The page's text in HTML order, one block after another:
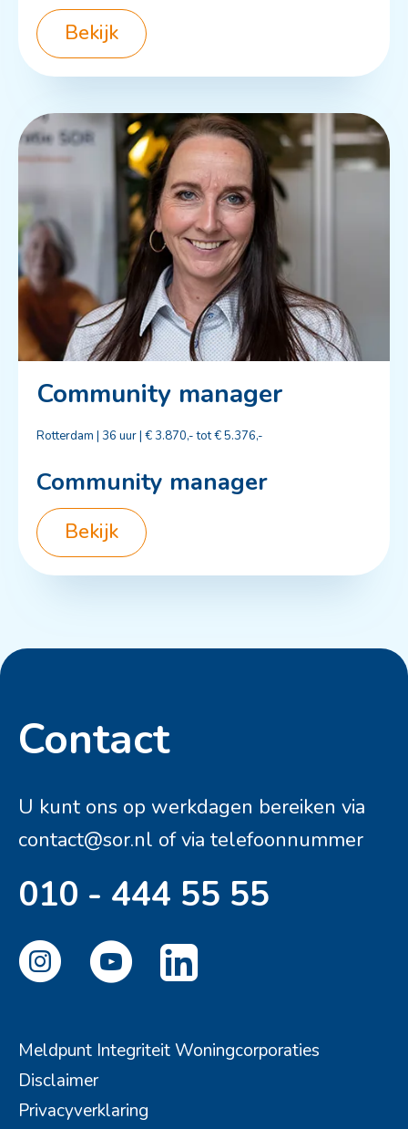
Bekijk
Community manager
Rotterdam | 36 uur | €3.870,- tot € 5.376,-
Community manager
Bekijk
Contactinformatie
Contact
U kunt ons op werkdagen bereiken via
contact@sor.nl of via telefoonnummer
010 - 444 55 55
Meldpunt Integriteit Woningcorporaties
Disclaimer
Privacyverklaring